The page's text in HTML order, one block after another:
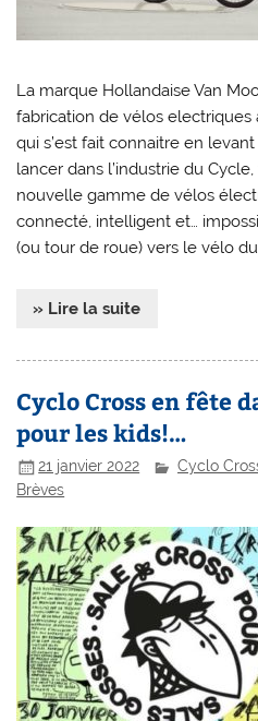
La marque Hollandaise Van
fabrication de vélos
qui s’est fait connaitre en
lancer dans l’industrie du
nouvelle gamme de vélos
connecté, intelligent et…
(ou tour de roue) vers le vélo du
» Lire la suite
Cyclo Cross en fête
pour les kids!…
21 janvier 2022 Cyclo
Brèves